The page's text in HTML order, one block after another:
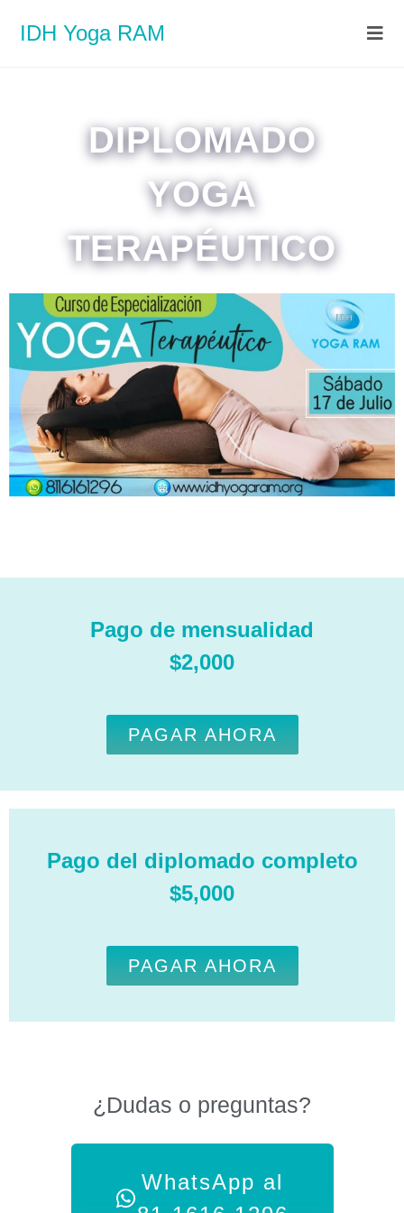
IDH Yoga RAM
DIPLOMADO
YOGA
TERAPÉUTICO
Pago de mensualidad
$2,000
PAGAR AHORA
Pago del diplomado completo
$5,000
PAGAR AHORA
¿Dudas o preguntas?
WhatsApp al